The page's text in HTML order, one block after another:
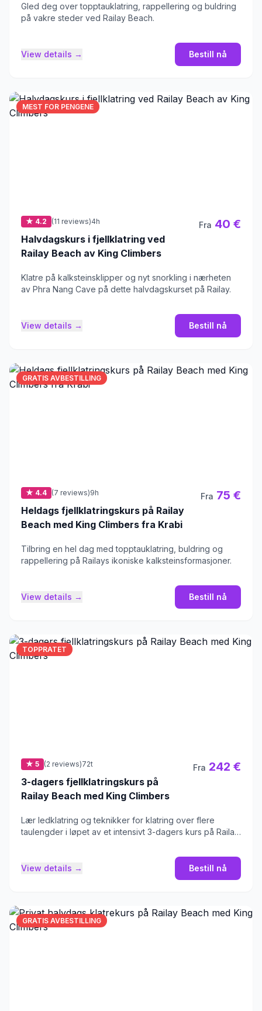
Gled deg over topptauklatring, rappellering og buldring
på vakre steder ved Railay Beach.
View details → Bestill nå
MEST FOR PENGENE
★ 4.2 (11 reviews)4h
Halvdagskurs i fjellklatring ved
Railay Beach av King Climbers
Fra 40 €
Klatre på kalksteinsklipper og nyt snorkling i nærheten
av Phra Nang Cave på dette halvdagskurset på Railay.
View details → Bestill nå
GRATIS AVBESTILLING
★ 4.4 (7 reviews)9h
Heldags fjellklatringskurs på Railay
Beach med King Climbers fra Krabi
Fra 75 €
Tilbring en hel dag med topptauklatring, buldring og
rappellering på Railays ikoniske kalksteinsformasjoner.
View details → Bestill nå
TOPPRATET
★ 5 (2 reviews)72t
3-dagers fjellklatringskurs på
Railay Beach med King Climbers
Fra 242 €
Lær ledklatring og teknikker for klatring over flere
taulengder i løpet av et intensivt 3-dagers kurs på Railay
View details → Bestill nå
GRATIS AVBESTILLING